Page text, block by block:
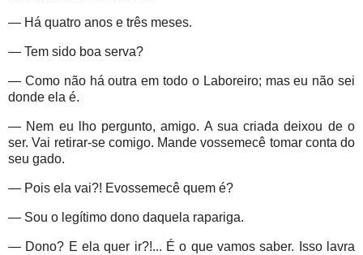
— Há quatro anos e três meses.
— Tem sido boa serva?
— Como não há outra em todo o Laboreiro; mas eu não sei
donde ela é.
— Nem eu lho pergunto, amigo. A sua criada deixou de o
ser. Vai retirar-se comigo. Mande vossemecê tomar conta do
seu gado.
— Pois ela vai?! Evossemecê quem é?
— Sou o legítimo dono daquela rapariga.
— Dono? E ela quer ir?!... É o que vamos saber. Isso lavra